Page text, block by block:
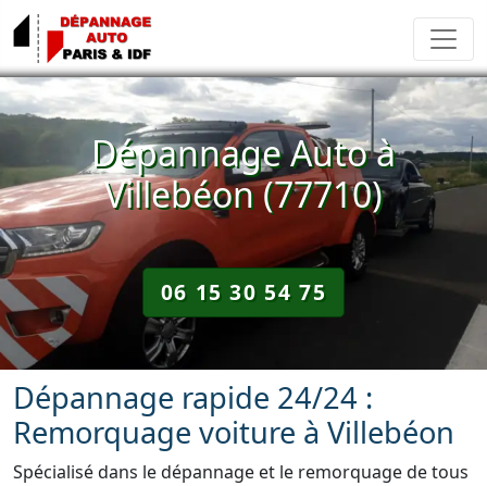
Dépannage Auto à
Villebéon (77710)
06 15 30 54 75
Dépannage rapide 24/24 :
Remorquage voiture à Villebéon
Spécialisé dans le dépannage et le remorquage de tous